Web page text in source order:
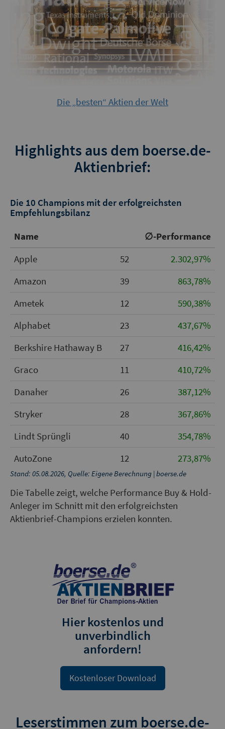
Die „besten“ Aktien der Welt
Highlights aus dem boerse.de-
Aktienbrief:
Die 10 Champions mit der erfolgreichsten
Empfehlungsbilanz
Name
∅-Performance
Apple
52
2.302,97%
Amazon
39
863,78%
Ametek
12
590,38%
Alphabet
23
437,67%
Berkshire Hathaway B
27
416,42%
Graco
11
410,72%
Danaher
26
387,12%
Stryker
28
367,86%
Lindt Sprüngli
40
354,78%
AutoZone
12 273,87%
Stand: 05.08.2026, Quelle: Eigene Berechnung | boerse.de
Die Tabelle zeigt, welche Performance Buy & Hold-
Anleger im Schnitt mit den erfolgreichsten
Aktienbrief-Champions erzielen konnten.
Hier kostenlos und
unverbindlich
anfordern!
Kostenloser Download
Leserstimmen zum boerse.de-